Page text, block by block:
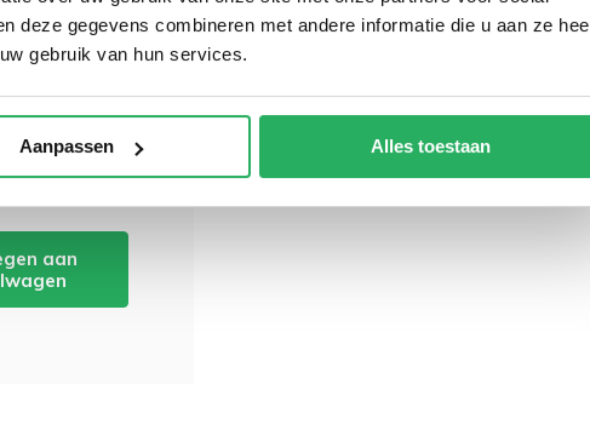
deze gegevens combineren met andere informatie die u aan ze
gebruik van hun services.
Aanpassen Alles toestaan
S25
aan